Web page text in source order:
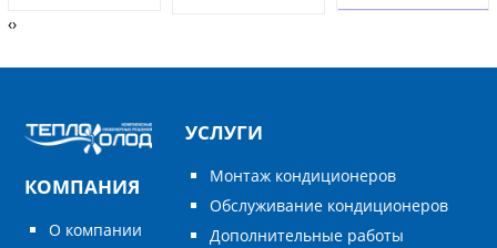
‹›
КОМПАНИЯ
О компании
УСЛУГИ
Монтаж кондиционеров
Обслуживание кондиционеров
Дополнительные работы